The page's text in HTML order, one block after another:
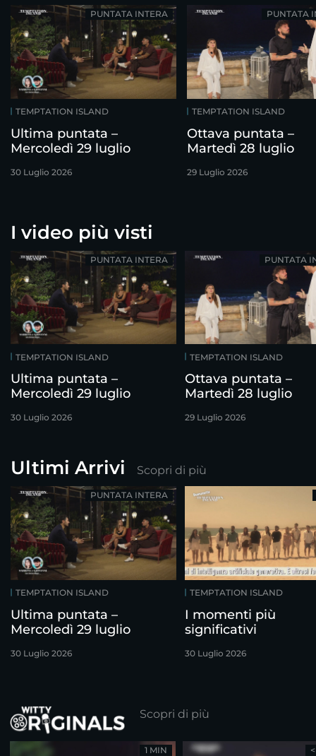
TEMPTATION ISLAND
Ultima puntata –
Mercoledì 29 luglio
30 Luglio 2026
PUNTATA INTERA
TEMPTATION ISLAND
Ottava puntata –
Martedì 28 luglio
29 Luglio 2026
PUNTATA
I video più visti
TEMPTATION ISLAND
Ultima puntata –
Mercoledì 29 luglio
30 Luglio 2026
PUNTATA INTERA
TEMPTATION ISLAND
Ottava puntata –
Martedì 28 luglio
29 Luglio 2026
PUNTATA
Ultimi Arrivi Scopri di più
TEMPTATION ISLAND
Ultima puntata –
Mercoledì 29 luglio
30 Luglio 2026
PUNTATA INTERA
TEMPTATION ISLAND
I momenti più
significativi
30 Luglio 2026
Scopri di più
1 MIN